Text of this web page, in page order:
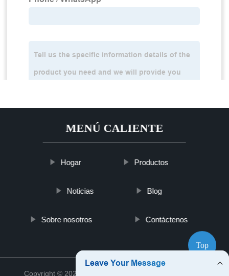
MENÚ CALIENTE
Hogar Productos
Noticias Blog
Sobre nosotros Contáctenos
Copyright © 2021 Jinan Poly Polyurea Co., Ltd.
Top